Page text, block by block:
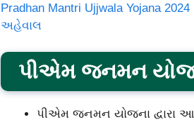
Pradhan Mantri Ujjwala Yojana
અહેવાલ
પીએમ જનમન
પીએમ જનમન યોજના દ્વારા